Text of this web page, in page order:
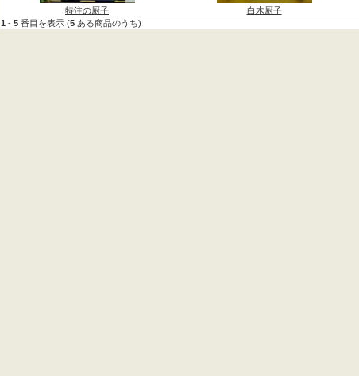
特注の厨子
白木厨子
1 - 5 番目を表示 (5 ある商品のうち)